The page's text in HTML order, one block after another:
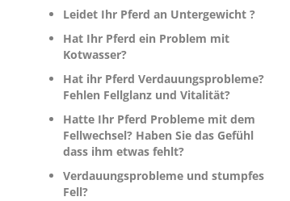
Leidet Ihr Pferd an Untergewicht ?
Hat Ihr Pferd ein Problem mit
Kotwasser?
Hat ihr Pferd Verdauungsprobleme?
Fehlen Fellglanz und Vitalität?
Hatte Ihr Pferd Probleme mit dem
Fellwechsel? Haben Sie das Gefühl
dass ihm etwas fehlt?
Verdauungsprobleme und stumpfes
Fell?